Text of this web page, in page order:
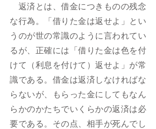
返済とは、借金につきものの残念
な行為。「借りた金は返せよ」とい
うのが世の常識のように言われてい
るが、正確には「借りた金は色を付
けて（利息を付けて）返せよ」が常
識である。借金は返済しなければな
らないが、もらった金にしてもなん
らかのかたちでいくらかの返済は必
要である。その点、相手が死んでし